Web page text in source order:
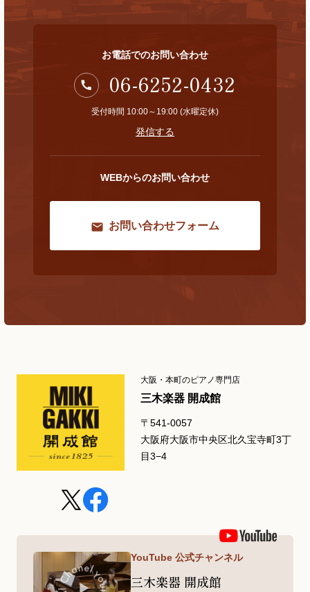
お電話でのお問い合わせ
06-6252-0432
受付時間 10:00～19:00 (水曜定休)
発信する
WEBからのお問い合わせ
お問い合わせフォーム
大阪・本町のピアノ専門店
三木楽器 開成館
〒541-0057
大阪府大阪市中央区北久宝寺町3丁
目3−4
YouTube 公式チャンネル
三木楽器 開成館